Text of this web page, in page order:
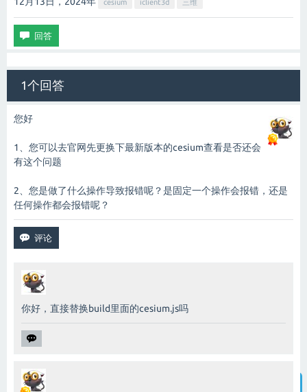
cesium iclient3d 三维
1个回答
您好
1、您可以去官网先更换下最新版本的cesium查看是否还会
有这个问题
2、您是做了什么操作导致报错呢？是固定一个操作会报错，还是
任何操作都会报错呢？
你好，直接替换build里面的cesium.js吗